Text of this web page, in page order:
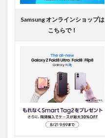
Samsung オンラインショップは
こちらで！